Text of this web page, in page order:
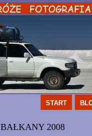
START
BAŁKANY 2008